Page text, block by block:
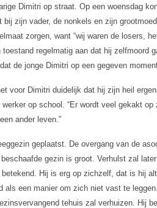
Dimitri op straat. Op een woensdag
bij zijn vader, de nonkels en zijn
zorgen, want “wij waren de losers,
toestand regelmatig aan dat hij zelfmoord
de jonge Dimitri op een gegeven
voor Dimitri duidelijk dat hij zijn heil
op school. “Er wordt veel gekakt op
ander leven.”
geplaatst. De overgang van de
gezin is groot. Verhulst zal
Hij is erg op zichzelf, dat is hij
als een manier om zich niet vast te
tehuis zal verhuizen. Hij